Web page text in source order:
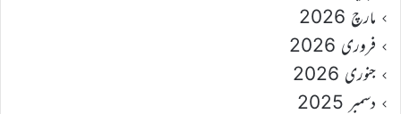
مارچ 2026
فروری 2026
جنوری 2026
دسمبر 2025